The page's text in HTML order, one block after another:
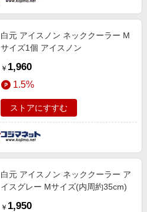
白元 アイスノン ネッククーラー M
サイズ1個 アイスノン
￥ 1,960
1.5%
ストアにすすむ
白元 アイスノン ネッククーラー ア
イスグレー Mサイズ(内周約35cm)
￥ 1,950